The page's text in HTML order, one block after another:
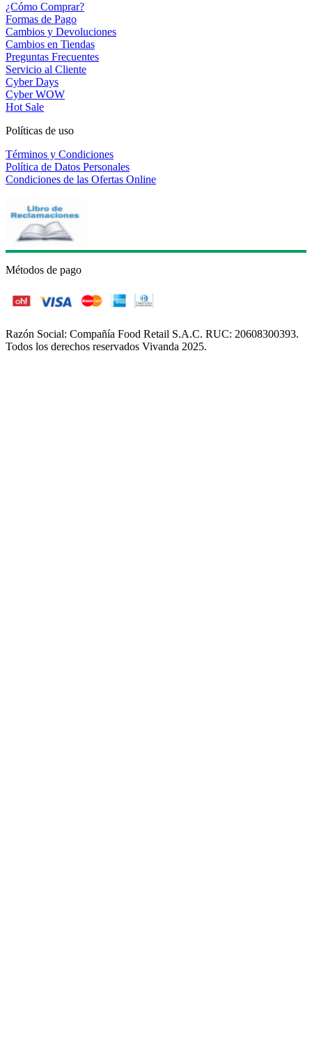
¿Cómo Comprar?
Formas de Pago
Cambios y Devoluciones
Cambios en Tiendas
Preguntas Frecuentes
Servicio al Cliente
Cyber Days
Cyber WOW
Hot Sale
Políticas de uso
Términos y Condiciones
Política de Datos Personales
Condiciones de las Ofertas Online
Métodos de pago
Razón Social: Compañía Food Retail S.A.C. RUC: 20608300393.
Todos los derechos reservados Vivanda 2025.